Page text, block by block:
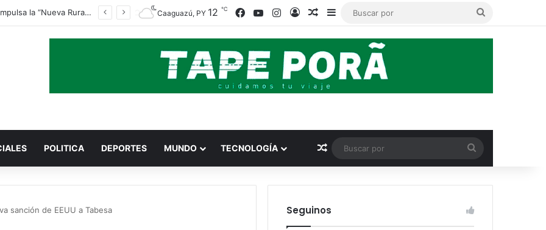
Indert impulsa la “Nueva Ruralidad” para garantizar la titulación de tierras a familias campesinas. Caaguazú, PY 12 ℃ Facebook
YouTubeInstagram
AccesoPublicación al azar
Barra lateral
POLITICA DEPORTES MUNDO TECNOLOGÍA Publicación al azar
por
sanción de EEUU a Tabesa Seguinos